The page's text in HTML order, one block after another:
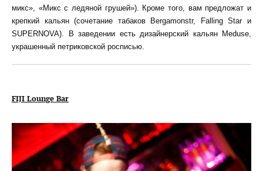
микс», «Микс с ледяной грушей»). Кроме того, вам предложат и
крепкий кальян (сочетание табаков Bergamonstr, Falling Star и
SUPERNOVA). В заведении есть дизайнерский кальян Meduse,
украшенный петриковской росписью.
FIJI Lounge Bar